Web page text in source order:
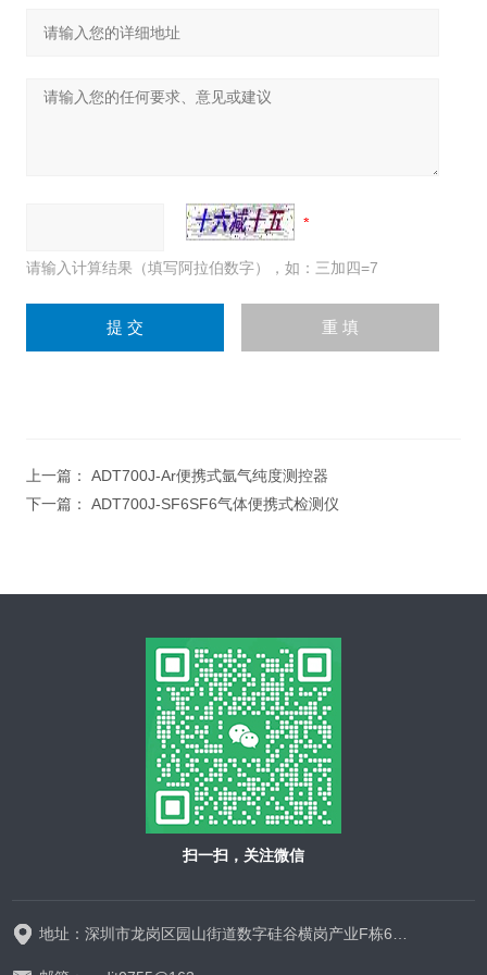
请输入计算结果（填写阿拉伯数字），如：三加四=7
上一篇： ADT700J-Ar便携式氩气纯度测控器
下一篇： ADT700J-SF6SF6气体便携式检测仪
扫一扫，关注微信
地址：深圳市龙岗区园山街道数字硅谷横岗产业F栋628-629